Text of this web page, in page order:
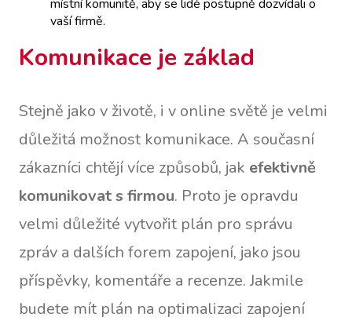
místní komunitě, aby se lidé postupně dozvídali o
vaší firmě.
Komunikace je základ
Stejně jako v životě, i v online světě je velmi
důležitá možnost komunikace. A současní
zákazníci chtějí více způsobů, jak efektivně
komunikovat s firmou. Proto je opravdu
velmi důležité vytvořit plán pro správu
zpráv a dalších forem zapojení, jako jsou
příspěvky, komentáře a recenze. Jakmile
budete mít plán na optimalizaci zapojení